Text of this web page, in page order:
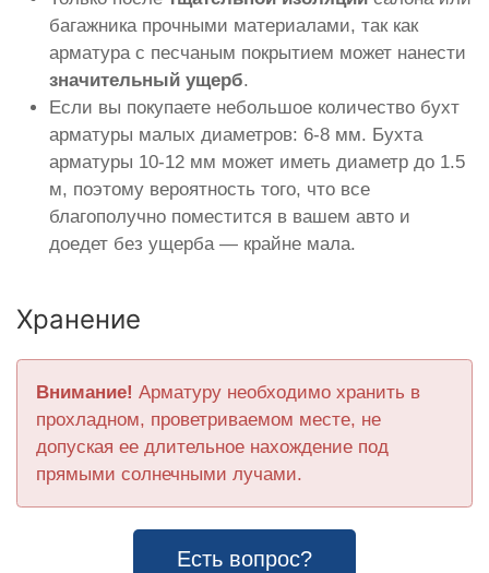
багажника прочными материалами, так как
арматура с песчаным покрытием может нанести
значительный ущерб.
Если вы покупаете небольшое количество бухт
арматуры малых диаметров: 6-8 мм. Бухта
арматуры 10-12 мм может иметь диаметр до 1.5
м, поэтому вероятность того, что все
благополучно поместится в вашем авто и
доедет без ущерба — крайне мала.
Хранение
Внимание! Арматуру необходимо хранить в
прохладном, проветриваемом месте, не
допуская ее длительное нахождение под
прямыми солнечными лучами.
Есть вопрос?